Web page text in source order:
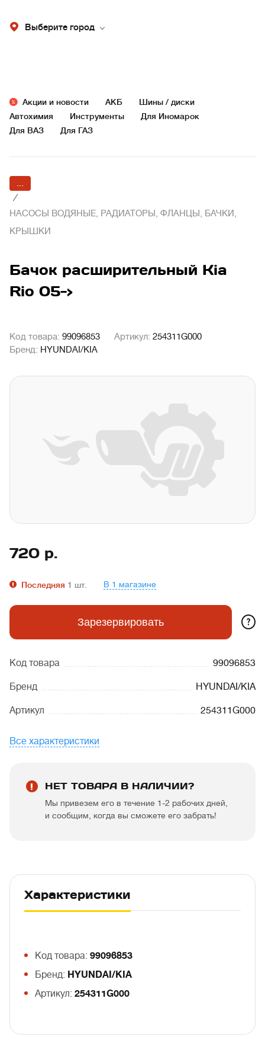
Выберите город
Акции и новости АКБ
Шины / диски
Автохимия
Инструменты
Для Иномарок
Для ВАЗ
Для ГАЗ
...
/
НАСОСЫ ВОДЯНЫЕ, РАДИАТОРЫ, ФЛАНЦЫ, БАЧКИ,
КРЫШКИ
Бачок расширительный Kia
Rio 05->
Код товара: 99096853 Артикул: 254311G000
Бренд: HYUNDAI/KIA
720 р.
Последняя 1 шт. В 1 магазине
Зарезервировать ?
Код товара 99096853
Бренд HYUNDAI/KIA
Артикул 254311G000
Все характеристики
НЕТ ТОВАРА В НАЛИЧИИ?
Мы привезем его в течение 1-2 рабочих дней,
и сообщим, когда вы сможете его забрать!
Характеристики
Код товара: 99096853
Бренд: HYUNDAI/KIA
Артикул: 254311G000